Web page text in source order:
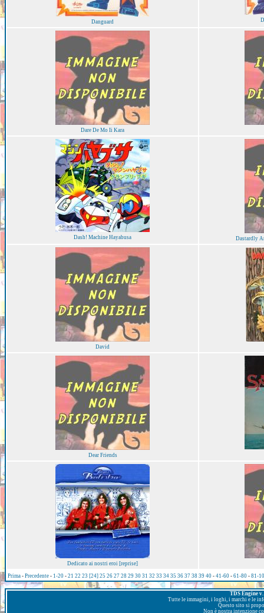
Danguard
Dare De Mo Ii Kara
Dash! Machine Hayabusa Dastardly
David
Dear Friends
Dedicato ai nostri eroi [reprise]
Prima - Precedente - 1-20 - 21 22 23 [24] 25 26 27 28 29 30 31 32 33 34 35 36 37 38 39 40 - 41-60 - 61-80 - 81-
TDS Engine
Tutte le immagini, i loghi, i marchi e le
Questo sito si
Non è nostra intenzione